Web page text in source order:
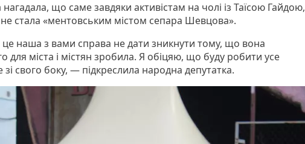
нагадала, що саме завдяки активістам на чолі із Таїсою Гайдою,
стала «ментовським містом сепара Шевцова».
наша з вами справа не дати зникнути тому, що вона
для міста і містян зробила. Я обіцяю, що буду робити усе
свого боку, — підкреслила народна депутатка.